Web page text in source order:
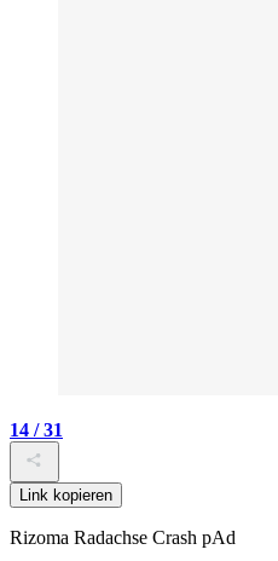
14 / 31
Link kopieren
Rizoma Radachse Crash pAd